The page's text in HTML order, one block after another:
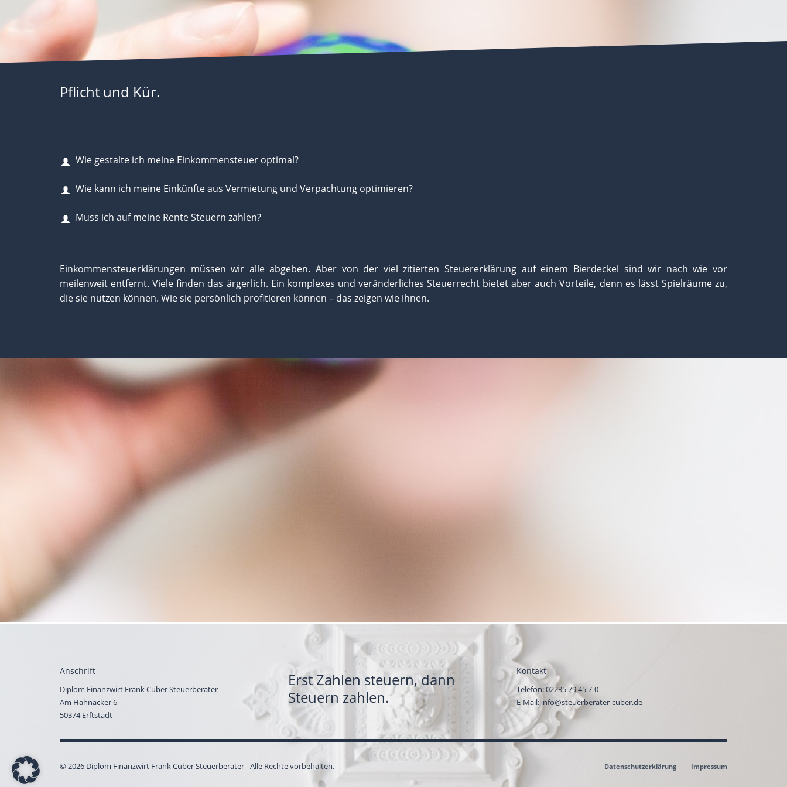
Pflicht und Kür.
Wie gestalte ich meine Einkommensteuer optimal?
Wie kann ich meine Einkünfte aus Vermietung und Verpachtung optimieren?
Muss ich auf meine Rente Steuern zahlen?
Einkommensteuerklärungen müssen wir alle abgeben. Aber von der viel zitierten Steuererklärung auf einem Bierdeckel sind wir nach wie vor
meilenweit entfernt. Viele finden das ärgerlich. Ein komplexes und veränderliches Steuerrecht bietet aber auch Vorteile, denn es lässt Spielräume zu,
die sie nutzen können. Wie sie persönlich profitieren können – das zeigen wie ihnen.
Anschrift
Diplom Finanzwirt Frank Cuber Steuerberater
Am Hahnacker 6
50374 Erftstadt
Erst Zahlen steuern, dann
Steuern zahlen.
Kontakt
Telefon:02235 79 45 7-0
E-Mail: info@steuerberater-cuber.de
Datenschutzerklärung Impressum
© 2026 Diplom Finanzwirt Frank Cuber Steuerberater - Alle Rechte vorbehalten.